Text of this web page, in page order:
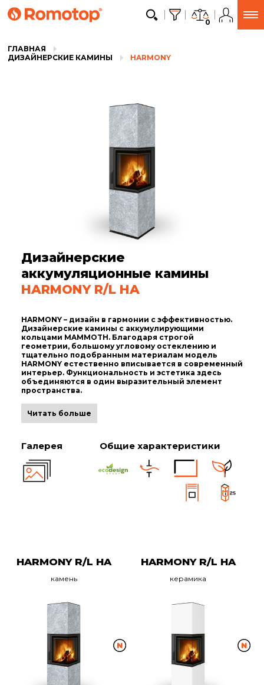
0
ГЛАВНАЯ
ДИЗАЙНЕРСКИЕ КАМИНЫ
HARMONY
Дизайнерские
аккумуляционные камины
HARMONY R/L HA
HARMONY – дизайн в гармонии с эффективностью.
Дизайнерские камины с аккумулирующими
кольцами MAMMOTH. Благодаря строгой
геометрии, большому угловому остеклению и
тщательно подобранным материалам модель
HARMONY естественно вписывается в современный
интерьер. Функциональность и эстетика здесь
объединяются в один выразительный элемент
пространства.
Читать больше
Галерея Общие характеристики
HARMONY R/L HA
камень
HARMONY R/L HA
керамика